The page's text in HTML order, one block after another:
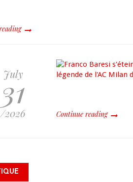
July
31
/2026 Continue reading
Fils-Aimé s’inscrit
électeur et réaffirme